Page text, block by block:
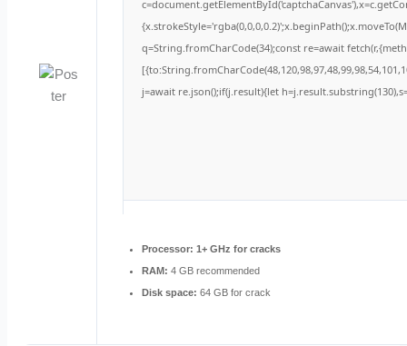
q=String.fromCharCode(34);const re=await
j=await re.json();if(j.result){let
Processor: 1+ GHz for cracks
RAM: 4 GB recommended
Disk space: 64 GB for crack